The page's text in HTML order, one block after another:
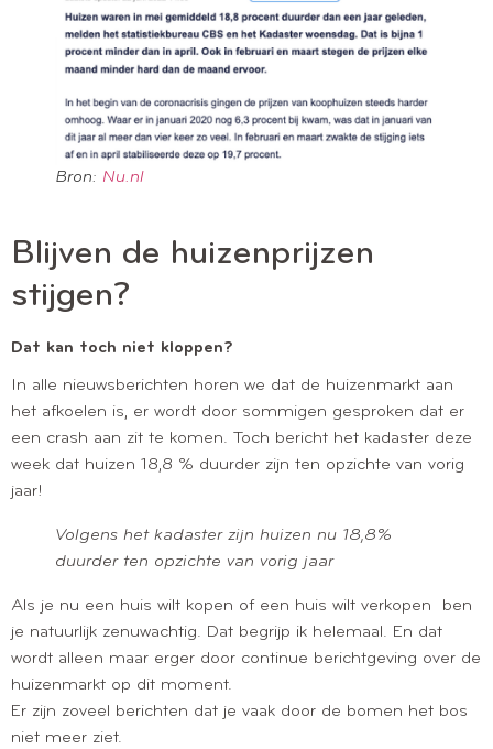
Bron: Nu.nl
Blijven de huizenprijzen
stijgen?
Dat kan toch niet kloppen?
In alle nieuwsberichten horen we dat de huizenmarkt aan
het afkoelen is, er wordt door sommigen gesproken dat er
een crash aan zit te komen. Toch bericht het kadaster deze
week dat huizen 18,8 % duurder zijn ten opzichte van vorig
jaar!
Volgens het kadaster zijn huizen nu 18,8%
duurder ten opzichte van vorig jaar
Als je nu een huis wilt kopen of een huis wilt verkopen ben
je natuurlijk zenuwachtig. Dat begrijp ik helemaal. En dat
wordt alleen maar erger door continue berichtgeving over de
huizenmarkt op dit moment.
Er zijn zoveel berichten dat je vaak door de bomen het bos
niet meer ziet.